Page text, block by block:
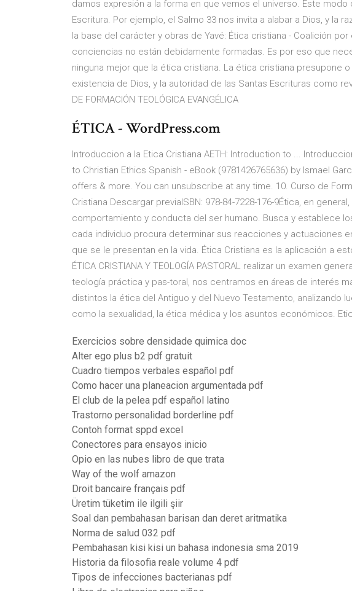
damos expresión a la forma en que vemos el universo. Este
Escritura. Por ejemplo, el Salmo 33 nos invita a alabar a Dios, y la
la base del carácter y obras de Yavé: Ética cristiana - Coalición
conciencias no están debidamente formadas. Es por eso que
ninguna mejor que la ética cristiana. La ética cristiana presupone
existencia de Dios, y la autoridad de las Santas Escrituras como
DE FORMACIÓN TEOLÓGICA EVANGÉLICA
ÉTICA - WordPress.com
Introduccion a la Etica Cristiana AETH: Introduction to ...
to Christian Ethics Spanish - eBook (9781426765636) by Ismael
offers & more. You can unsubscribe at any time. 10. Curso de
Cristiana Descargar previaISBN: 978-84-7228-176-9Ética, en
comportamiento y conducta del ser humano. Busca y establece
cada individuo procura determinar sus reacciones y actuaciones
que se le presentan en la vida. Ética Cristiana es la aplicación a
ÉTICA CRISTIANA Y TEOLOGÍA PASTORAL realizar un examen
teología práctica y pas-toral, nos centramos en áreas de interés
distintos la ética del Antiguo y del Nuevo Testamento, analizando
como la sexualidad, la ética médica y los asuntos económicos.
Exercicios sobre densidade quimica doc
Alter ego plus b2 pdf gratuit
Cuadro tiempos verbales español pdf
Como hacer una planeacion argumentada pdf
El club de la pelea pdf español latino
Trastorno personalidad borderline pdf
Contoh format sppd excel
Conectores para ensayos inicio
Opio en las nubes libro de que trata
Way of the wolf amazon
Droit bancaire français pdf
Üretim tüketim ile ilgili şiir
Soal dan pembahasan barisan dan deret aritmatika
Norma de salud 032 pdf
Pembahasan kisi kisi un bahasa indonesia sma 2019
Historia da filosofia reale volume 4 pdf
Tipos de infecciones bacterianas pdf